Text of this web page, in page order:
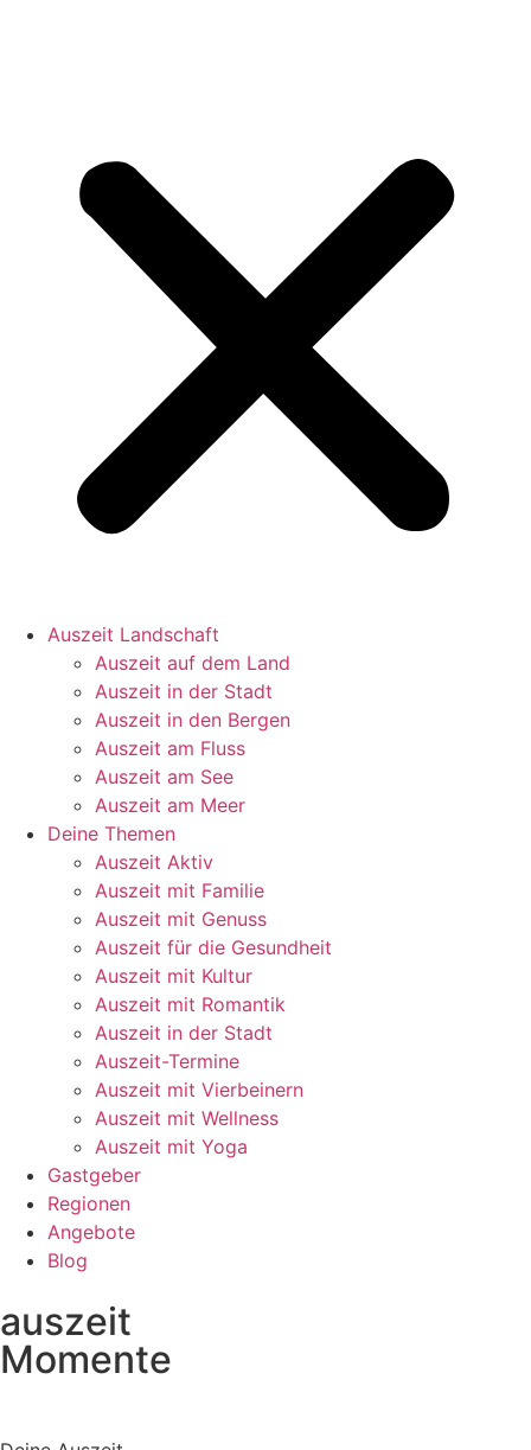
Auszeit Landschaft
Auszeit auf dem Land
Auszeit in der Stadt
Auszeit in den Bergen
Auszeit am Fluss
Auszeit am See
Auszeit am Meer
Deine Themen
Auszeit Aktiv
Auszeit mit Familie
Auszeit mit Genuss
Auszeit für die Gesundheit
Auszeit mit Kultur
Auszeit mit Romantik
Auszeit in der Stadt
Auszeit-Termine
Auszeit mit Vierbeinern
Auszeit mit Wellness
Auszeit mit Yoga
Gastgeber
Regionen
Angebote
Blog
auszeit
Momente